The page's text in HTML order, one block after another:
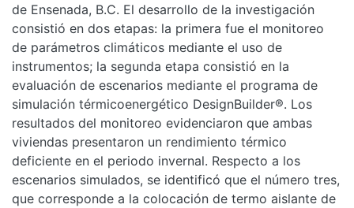
de Ensenada, B.C. El desarrollo de la investigación
consistió en dos etapas: la primera fue el monitoreo
de parámetros climáticos mediante el uso de
instrumentos; la segunda etapa consistió en la
evaluación de escenarios mediante el programa de
simulación térmicoenergético DesignBuilder®. Los
resultados del monitoreo evidenciaron que ambas
viviendas presentaron un rendimiento térmico
deficiente en el periodo invernal. Respecto a los
escenarios simulados, se identificó que el número tres,
que corresponde a la colocación de termo aislante de